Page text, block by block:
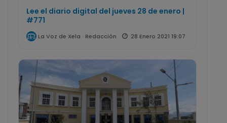
Lee el diario digital del jueves 28 de enero |
#771
La Voz de Xela · Redacción 28 Enero 2021 19:07